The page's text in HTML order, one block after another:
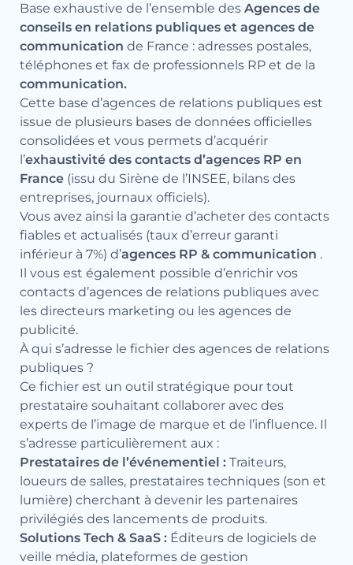
Base exhaustive de l’ensemble des Agences de
conseils en relations publiques et agences de
communication de France : adresses postales,
téléphones et fax de professionnels RP et de la
communication.
Cette base d’agences de relations publiques est
issue de plusieurs bases de données officielles
consolidées et vous permets d’acquérir
l’exhaustivité des contacts d’agences RP en
France (issu du Sirène de l’INSEE, bilans des
entreprises, journaux officiels).
Vous avez ainsi la garantie d’acheter des contacts
fiables et actualisés (taux d’erreur garanti
inférieur à 7%) d’agences RP & communication .
Il vous est également possible d’enrichir vos
contacts d’agences de relations publiques avec
les directeurs marketing ou les agences de
publicité.
À qui s’adresse le fichier des agences de relations
publiques ?
Ce fichier est un outil stratégique pour tout
prestataire souhaitant collaborer avec des
experts de l’image de marque et de l’influence. Il
s’adresse particulièrement aux :
Prestataires de l’événementiel : Traiteurs,
loueurs de salles, prestataires techniques (son et
lumière) cherchant à devenir les partenaires
privilégiés des lancements de produits.
Solutions Tech & SaaS : Éditeurs de logiciels de
veille média, plateformes de gestion